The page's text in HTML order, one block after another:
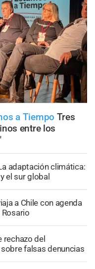
a Tiempo Tres
entre los
adaptación climática:
el sur global
a Chile con agenda
rechazo del
falsas denuncias